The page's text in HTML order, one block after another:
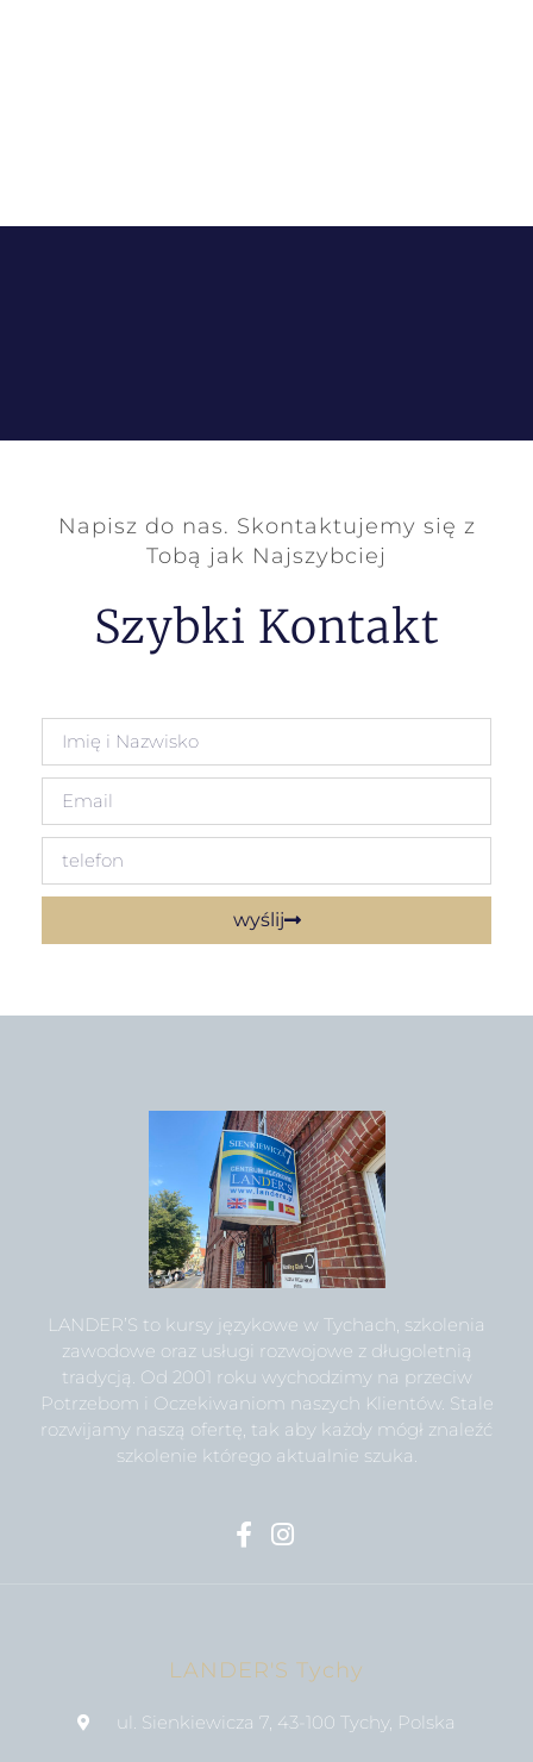
Napisz do nas. Skontaktujemy się z
Tobą jak Najszybciej
Szybki Kontakt
wyślij
LANDER’S to kursy językowe w Tychach, szkolenia
zawodowe oraz usługi rozwojowe z długoletnią
tradycją. Od 2001 roku wychodzimy na przeciw
Potrzebom i Oczekiwaniom naszych Klientów. Stale
rozwijamy naszą ofertę, tak aby każdy mógł znaleźć
szkolenie którego aktualnie szuka.
LANDER'S Tychy
ul. Sienkiewicza 7, 43-100 Tychy, Polska